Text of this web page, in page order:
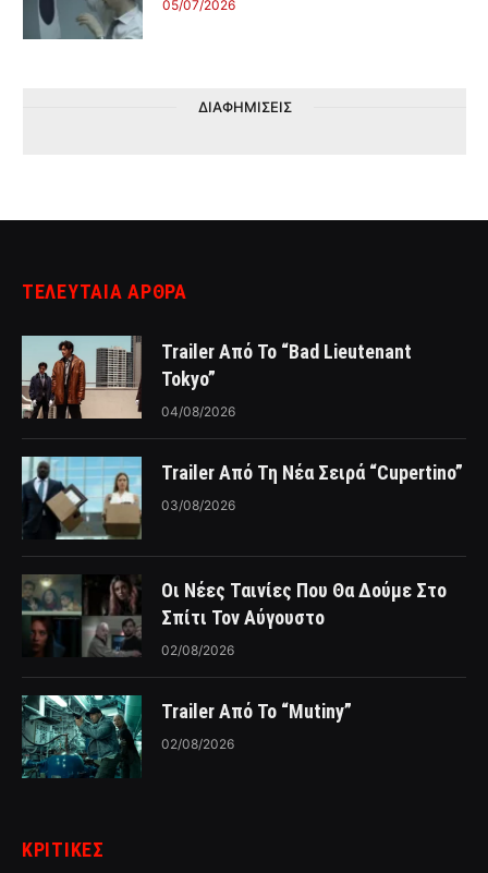
05/07/2026
ΔΙΑΦΗΜΙΣΕΙΣ
ΤΕΛΕΥΤΑΙΑ ΑΡΘΡΑ
Trailer Από Το “Bad Lieutenant
Tokyo”
04/08/2026
Trailer Από Τη Νέα Σειρά “Cupertino”
03/08/2026
Οι Νέες Ταινίες Που Θα Δούμε Στο
Σπίτι Τον Αύγουστο
02/08/2026
Trailer Από Το “Mutiny”
02/08/2026
ΚΡΙΤΙΚΈΣ